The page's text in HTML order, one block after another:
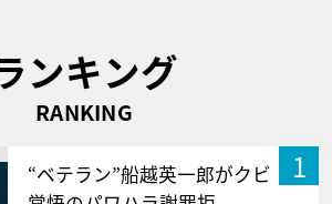
ンキング
RANKING
1
“ベテラン”船越英一郎がクビ